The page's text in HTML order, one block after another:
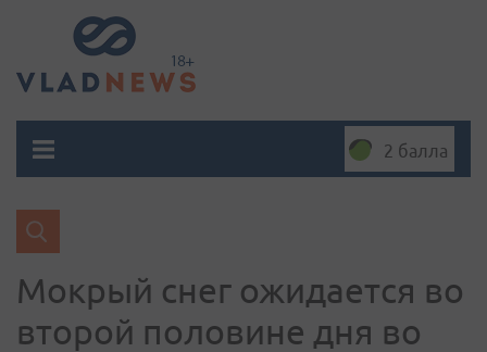
2 балла
Мокрый снег ожидается во
второй половине дня во